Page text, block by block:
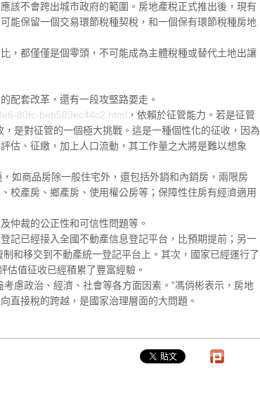
不會跨出城市政府的範圍。房地產稅正式推出後，現有
能保留一個交易環節稅種契稅，和一個保有環節稅種房地
都僅僅是個零頭，不可能成為主體稅種或替代土地出讓
套改革，還有一段攻堅路要走。
80fc-beb589ec44c2.html ，依賴於征管能力。若是征管
是對征管的一個極大挑戰。這是一種個性化的征收，因為
估、征繳，加上人口流動，其工作量之大將是難以想象
商品房除一般住宅外，還包括外銷和內銷房，兩限房
校產房、鄉產房、使用權公房等；保障性住房有經濟適用
裁的公正性和可信性問題等。
已經接入全國不動產信息登記平台，比預期提前；另一
和移交到不動產統一登記平台上。其次，國家已經運行了
估值征收已經積累了豐富經驗。
政治、經濟、社會等各方面因素。”馮俏彬表示，房地
直接稅的跨越，是國家治理層面的大問題。